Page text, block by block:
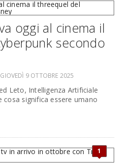
oggi al cinema il
secondo
GIOVEDÌ 9 OTTOBRE 2025
Leto, Intelligenza Artificiale
significa essere umano
1